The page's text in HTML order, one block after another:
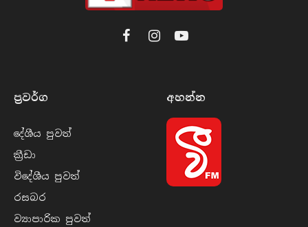
FacebookInstagramYouTube
ප්‍රවර්​ග
දේශීය පුව​ත්
ක්‍රී​ඩා
විදේශීය පුව​ත්
රසබ​ර
ව්‍යාපාරික පුව​ත්
අහන්​න